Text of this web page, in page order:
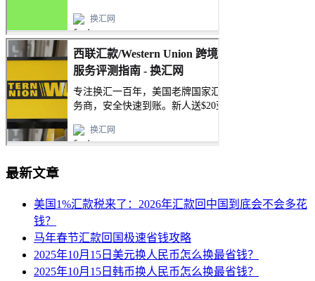
最新文章
美国1%汇款税来了：2026年汇款回中国到底会不会多花
钱？
马年春节汇款回国极速省钱攻略
2025年10月15日美元换人民币怎么换最省钱？
2025年10月15日韩币换人民币怎么换最省钱？